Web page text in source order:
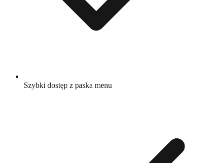
Szybki dostęp z paska menu